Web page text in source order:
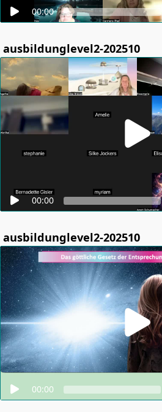
00:00
ausbildunglevel2-202510
00:00
ausbildunglevel2-202510
00:00